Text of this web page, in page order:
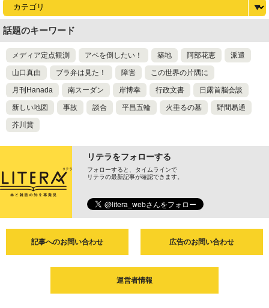
話題のキーワード
メディア定点観測 アベを倒したい！ 築地 阿部花恵 派遣
山口真由 ブラ弁は見た！ 障害 この世界の片隅に
月刊Hanada 南スーダン 岸博幸 行政文書 日露首脳会談
新しい地図 事故 談合 平昌五輪 火垂るの墓 野間易通
芥川賞
リテラをフォローする
フォローすると、タイムラインで
リテラの最新記事が確認できます。
記事へのお問い合わせ 広告のお問い合わせ
運営者情報